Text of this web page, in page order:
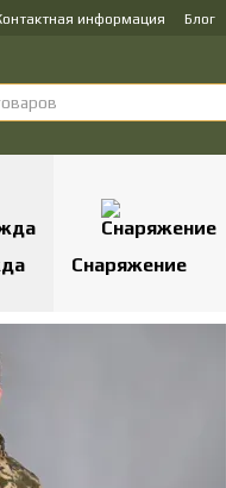
информация Блог
Снаряжение